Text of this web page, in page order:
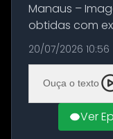
Manaus –
obtidas com
momento da
morte de
ocorreu na
20/07/2026 10:56
Ouça o texto
Ver